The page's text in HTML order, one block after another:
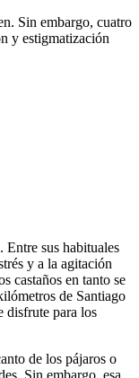
Sin embargo, cuatro
y estigmatización
Entre sus habituales
y a la agitación
castaños en tanto se
de Santiago
disfrute para los
de los pájaros o
Sin embargo, esa